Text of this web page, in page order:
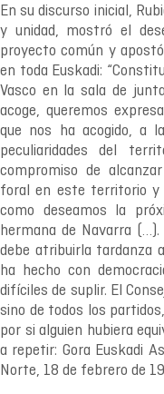
En su discurso inicial,
y unidad, mostró el
proyecto común y
en toda Euskadi:
Vasco en la sala de
acoge, queremos
que nos ha acogido, a
peculiaridades del
compromiso de
foral en este territorio y
como deseamos la
hermana de Navarra
debe atribuirla tardanza
ha hecho con
difíciles de suplir. El
sino de todos los
por si alguien hubiera
a repetir: Gora Euskadi
Norte, 18 de febrero de